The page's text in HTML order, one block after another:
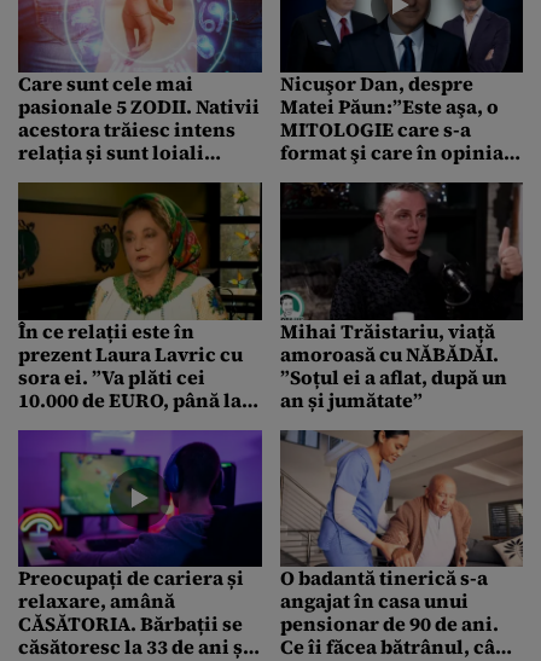
Care sunt cele mai
pasionale 5 ZODII. Nativii
acestora trăiesc intens
relația și sunt loiali
partenerilor
Nicuşor Dan, despre
Matei Păun:”Este aşa, o
MITOLOGIE care s-a
format şi care în opinia
mea nu are niciun fel de
fundament”
În ce relații este în
prezent Laura Lavric cu
sora ei. ”Va plăti cei
10.000 de EURO, până la
Mihai Trăistariu, viață
amoroasă cu NĂBĂDĂI.
”Soțul ei a aflat, după un
an și jumătate”
Preocupați de cariera și
relaxare, amână
CĂSĂTORIA. Bărbații se
căsătoresc la 33 de ani și
O badantă tinerică s-a
angajat în casa unui
pensionar de 90 de ani.
Ce îi făcea bătrânul, când